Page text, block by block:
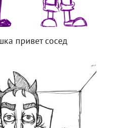
привет сосед